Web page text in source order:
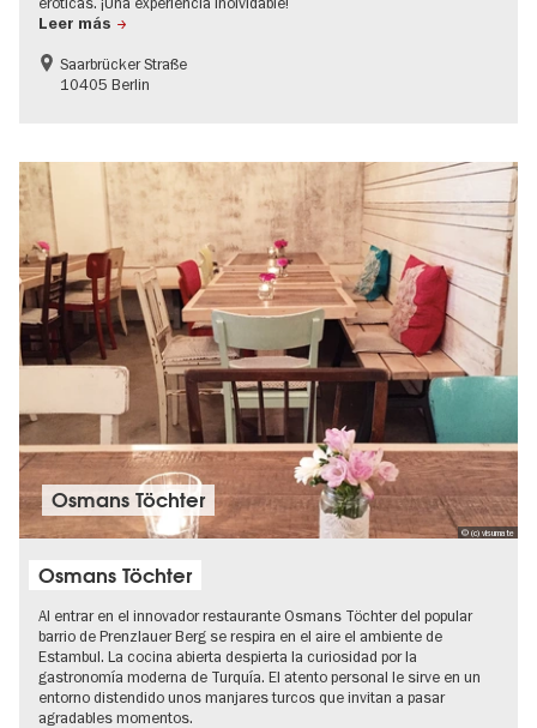
Leer más
Saarbrücker Straße
10405 Berlin
© (c) visumate
Osmans Töchter
Osmans Töchter
Al entrar en el innovador restaurante Osmans Töchter del popular
barrio de Prenzlauer Berg se respira en el aire el ambiente de
Estambul. La cocina abierta despierta la curiosidad por la
gastronomía moderna de Turquía. El atento personal le sirve en un
entorno distendido unos manjares turcos que invitan a pasar
agradables momentos.